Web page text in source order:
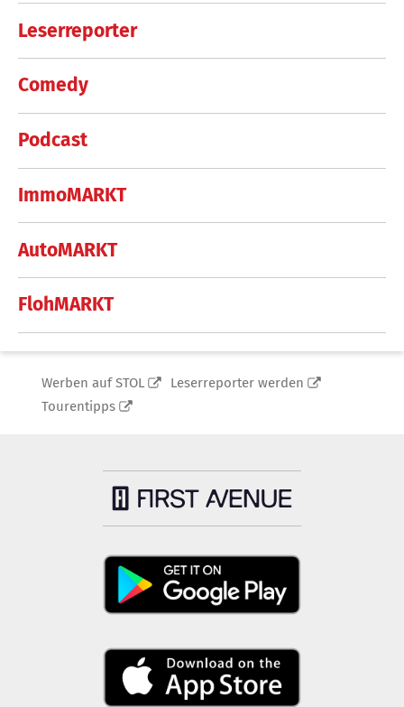
Leserreporter
Comedy
Podcast
ImmoMARKT
AutoMARKT
FlohMARKT
Werben auf STOL
Leserreporter werden
Tourentipps